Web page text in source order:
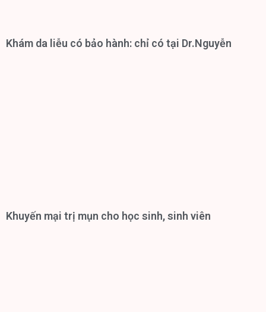
Khám da liễu có bảo hành: chỉ có tại Dr.Nguyễn
Khuyến mại trị mụn cho học sinh, sinh viên